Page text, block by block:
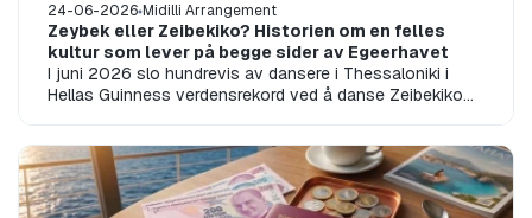
24-06-2026 Midilli Arrangement
Zeybek eller Zeibekiko? Historien om en felles
kultur som lever på begge sider av Egeerhavet
I juni 2026 slo hundrevis av dansere i Thessaloniki i
Hellas Guinness verdensrekord ved å danse Zeibekiko